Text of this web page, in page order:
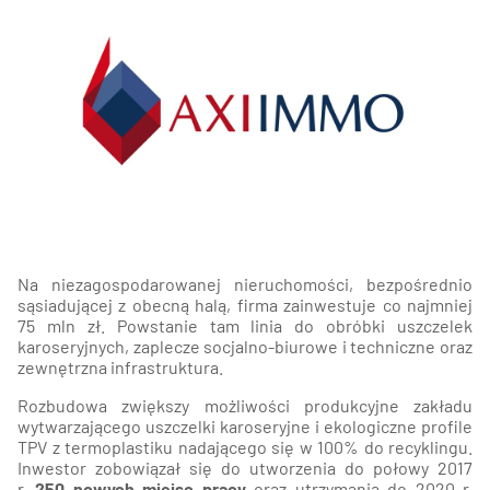
Na niezagospodarowanej nieruchomości, bezpośrednio
sąsiadującej z obecną halą, firma zainwestuje co najmniej
75 mln zł. Powstanie tam linia do obróbki uszczelek
karoseryjnych, zaplecze socjalno-biurowe i techniczne oraz
zewnętrzna infrastruktura.
Rozbudowa zwiększy możliwości produkcyjne zakładu
wytwarzającego uszczelki karoseryjne i ekologiczne profile
TPV z termoplastiku nadającego się w 100% do recyklingu.
Inwestor zobowiązał się do utworzenia do połowy 2017